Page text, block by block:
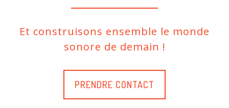
Et construisons ensemble le monde
sonore de demain !
PRENDRE CONTACT